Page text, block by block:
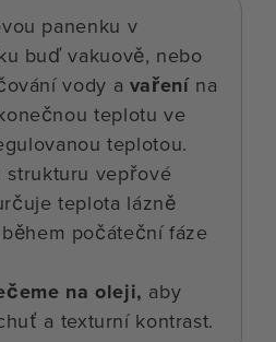
panenku v
buď vakuově, nebo
vody a vařenína
teplotu ve
teplotou.
strukturu vepřové
teplota lázně
počáteční fáze
na oleji, aby
a texturní kontrast.